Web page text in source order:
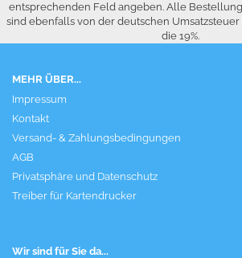
entsprechenden Feld angeben. Alle
sind ebenfalls von der deutschen
die 19%.
MEHR ÜBER...
Impressum
Kontakt
Versand- & Zahlungsbedingungen
AGB
Privatsphäre und Datenschutz
Treiber für Kartendrucker
Wir sind für Sie da...